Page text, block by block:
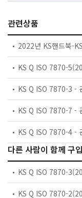
관련상품
2022년 KS핸드북-
KS Q ISO 7870-3 -
KS Q ISO 7870-7 -
KS Q ISO 7870-4 -
다른 사람이 함께 구